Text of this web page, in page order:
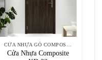
CỬA NHỰA GỖ COMPOSITE
Cửa Nhựa Composite